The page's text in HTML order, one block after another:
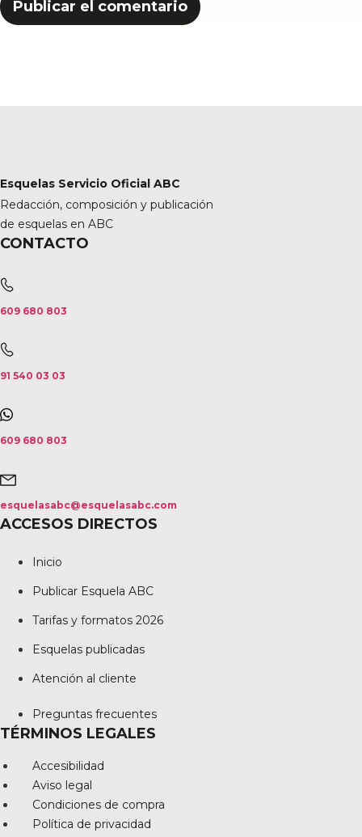
Esquelas Servicio Oficial ABC
Redacción, composición y publicación
de esquelas en ABC
CONTACTO
609 680 803
91 540 03 03
609 680 803
esquelasabc@esquelasabc.com
ACCESOS DIRECTOS
Inicio
Publicar Esquela ABC
Tarifas y formatos 2026
Esquelas publicadas
Atención al cliente
Preguntas frecuentes
TÉRMINOS LEGALES
Accesibilidad
Aviso legal
Condiciones de compra
Política de privacidad